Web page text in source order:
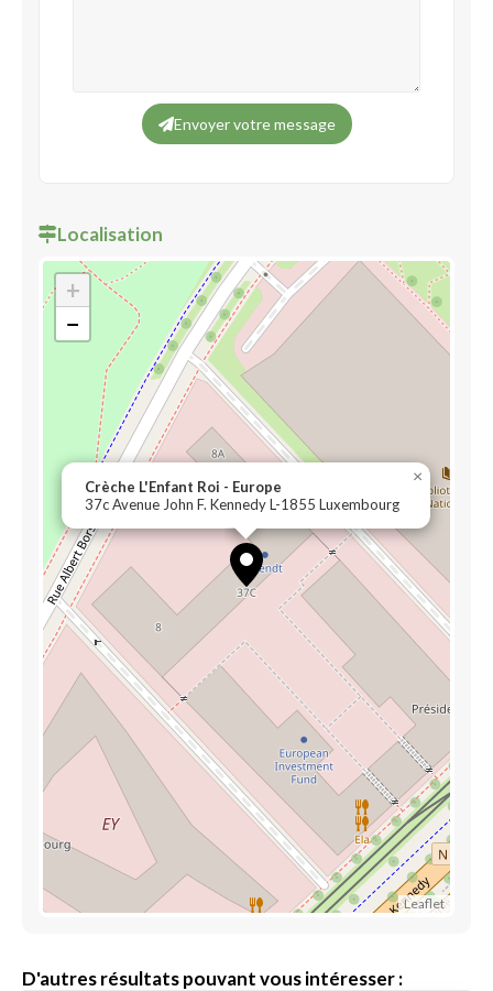
Envoyer votre message
Localisation
Crèche L'Enfant Roi - Europe
37c Avenue John F. Kennedy L-1855 Luxembourg
×
+
−
Leaflet
D'autres résultats pouvant vous intéresser :